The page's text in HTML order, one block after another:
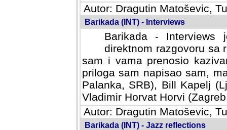
Autor: Dragutin Matoševic,
Barikada (INT) - Interviews
Barikada -
direktnom razgovoru sa
sam i vama prenosio
priloga sam napisao sam,
Palanka, SRB), Bill Kapelj
Vladimir Horvat Horvi
Autor: Dragutin Matoševic,
Barikada (INT) - Jazz reflections